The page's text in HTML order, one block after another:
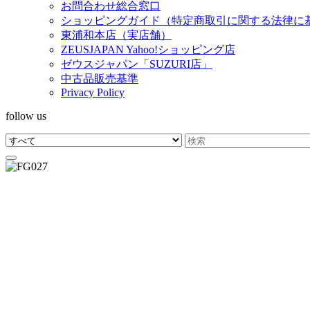
お問合わせ総合窓口
ショッピングガイド（特定商取引に関する法律に
東浦和本店（実店舗）
ZEUSJAPAN Yahoo!ショッピング店
ゼウスジャパン「SUZURI店」
中古品販売基準
Privacy Policy
follow us